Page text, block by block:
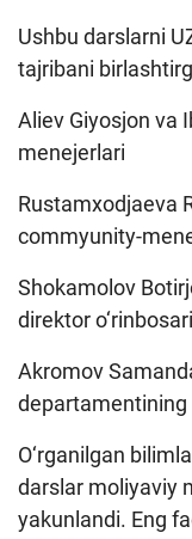
Ushbu darslarni
tajribani
Aliev Giyosjon va
menejerlari
Rustamxodjaeva
commyunity-
Shokamolov
direktor o‘rinbosari
Akromov
O‘rganilgan
darslar moliyaviy
yakunlandi. Eng